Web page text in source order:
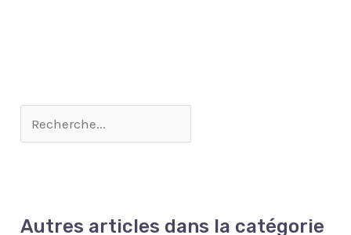
Autres articles dans la catégorie